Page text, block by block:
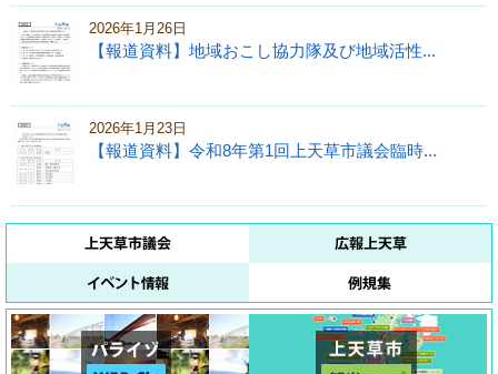
2026年1月26日
【報道資料】地域おこし協力隊及び地域活性...
2026年1月23日
【報道資料】令和8年第1回上天草市議会臨時...